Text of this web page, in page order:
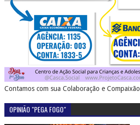
Contamos com sua Colaboração e Compaixão
OPINIÃO "PEGA FOGO"